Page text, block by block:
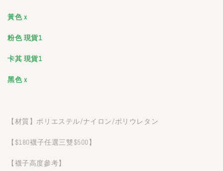
黃色 x
粉色 現貨1
卡其 現貨1
黑色 x
【材質】ポリエステル/ナイロン/ポリウレタン
【$180襪子任選三雙$500】
【襪子高度參考】